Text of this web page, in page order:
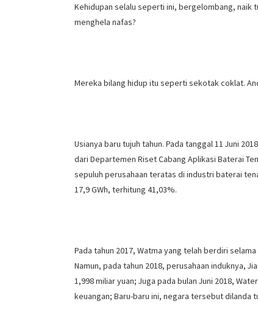
Kehidupan selalu seperti ini, bergelombang, naik
menghela nafas?
Mereka bilang hidup itu seperti sekotak coklat.
Usianya baru tujuh tahun. Pada tanggal 11 Juni
dari Departemen Riset Cabang Aplikasi Baterai
sepuluh perusahaan teratas di industri baterai
17,9 GWh, terhitung 41,03%.
Pada tahun 2017, Watma yang telah berdiri
Namun, pada tahun 2018, perusahaan induknya,
1,998 miliar yuan; Juga pada bulan Juni 2018,
keuangan; Baru-baru ini, negara tersebut dilanda